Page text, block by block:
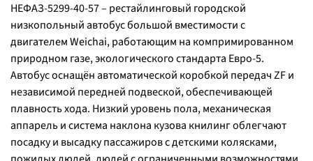
НЕФАЗ-5299-40-57 – рестайлинговый городской
низкопольный автобус большой вместимости с
двигателем Weichai, работающим на компримированном
природном газе, экологического стандарта Евро-5.
Автобус оснащён автоматической коробкой передач ZF и
независимой передней подвеской, обеспечивающей
плавность хода. Низкий уровень пола, механическая
аппарель и система наклона кузова книлинг облегчают
посадку и высадку пассажиров с детскими колясками,